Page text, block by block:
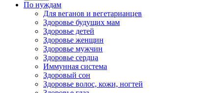
По нуждам
Для веганов и вегетарианцев
Здоровье будущих мам
Здоровье детей
Здоровье женщин
Здоровье мужчин
Здоровье сердца
Иммунная система
Здоровый сон
Здоровье волос, кожи, ногтей